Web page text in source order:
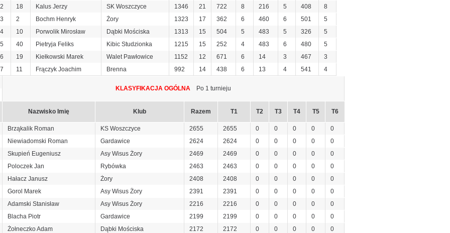
18 Kalus Jerzy SK Woszczyce 1346 21 722 8 216 5 408
8
2 Bochm Henryk Żory 1323 17 362 6 460 6 501
5
10 Porwolik Mirosław Dąbki Mościska 1313 15 504 5 483 5 326
5
40 Pietryja Feliks Kibic Studzionka 1215 15 252 4 483 6 480
5
19 Kiełkowski Marek Walet Pawłowice 1152 12 671 6 14 3 467
3
11 Frączyk Joachim Brenna 992 14 438 6 13 4 541 4
KLASYFIKACJA OGÓLNA Po 1 turnieju
Nazwisko Imię Klub Razem T1 T2 T3 T4 T5 T6
Brząkalik Roman KS Woszczyce 2655 2655 0 0 0 0
0
Niewiadomski Roman Gardawice 2624 2624 0 0 0 0
0
Skupień Eugeniusz Asy Wisus Żory 2469 2469 0 0 0 0
0
Poloczek Jan Rybówka 2463 2463 0 0 0 0
0
Hałacz Janusz Żory 2408 2408 0 0 0 0
0
Gorol Marek Asy Wisus Żory 2391 2391 0 0 0 0
0
Adamski Stanisław Asy Wisus Żory 2216 2216 0 0 0 0
0
Blacha Piotr Gardawice 2199 2199 0 0 0 0
0
Żołneczko Adam Dąbki Mościska 2172 2172 0 0 0 0
0